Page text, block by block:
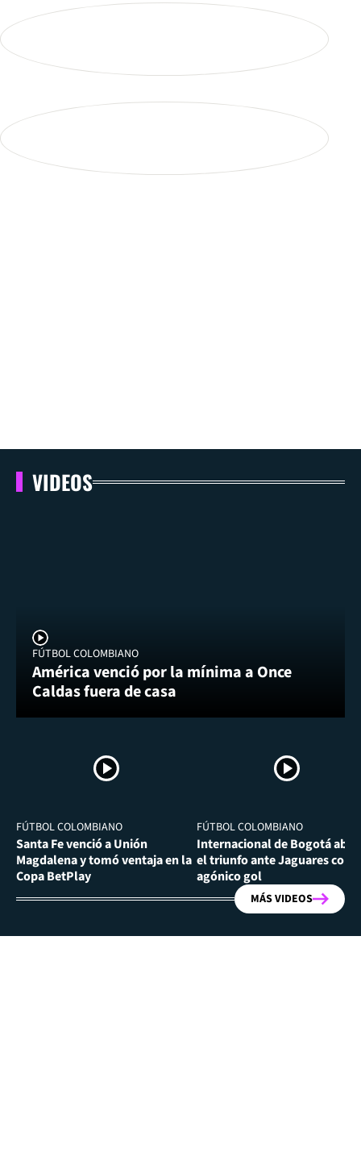
VIDEOS
FÚTBOL COLOMBIANO
América venció por la mínima a Once
Caldas fuera de casa
FÚTBOL COLOMBIANO
Santa Fe venció a Unión
Magdalena y tomó ventaja en la
Copa BetPlay
FÚTBOL COLOMBIANO
Internacional de Bogotá
el triunfo ante Jaguares con
agónico gol
MÁS VIDEOS